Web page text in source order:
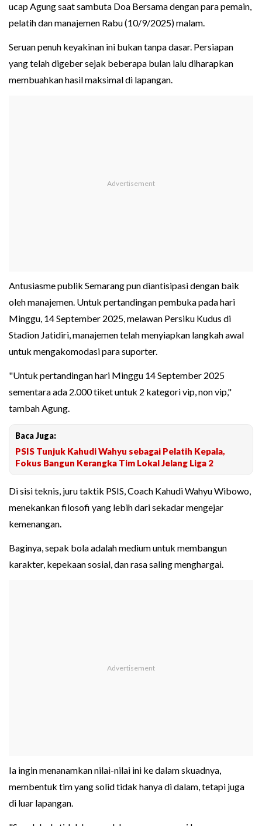
ucap Agung saat sambuta Doa Bersama dengan para pemain,
pelatih dan manajemen Rabu (10/9/2025) malam.
Seruan penuh keyakinan ini bukan tanpa dasar. Persiapan
yang telah digeber sejak beberapa bulan lalu diharapkan
membuahkan hasil maksimal di lapangan.
Antusiasme publik Semarang pun diantisipasi dengan baik
oleh manajemen. Untuk pertandingan pembuka pada hari
Minggu, 14 September 2025, melawan Persiku Kudus di
Stadion Jatidiri, manajemen telah menyiapkan langkah awal
untuk mengakomodasi para suporter.
"Untuk pertandingan hari Minggu 14 September 2025
sementara ada 2.000 tiket untuk 2 kategori vip, non vip,"
tambah Agung.
Baca Juga:
PSIS Tunjuk Kahudi Wahyu sebagai Pelatih Kepala,
Fokus Bangun Kerangka Tim Lokal Jelang Liga 2
Di sisi teknis, juru taktik PSIS, Coach Kahudi Wahyu Wibowo,
menekankan filosofi yang lebih dari sekadar mengejar
kemenangan.
Baginya, sepak bola adalah medium untuk membangun
karakter, kepekaan sosial, dan rasa saling menghargai.
Ia ingin menanamkan nilai-nilai ini ke dalam skuadnya,
membentuk tim yang solid tidak hanya di dalam, tetapi juga
di luar lapangan.